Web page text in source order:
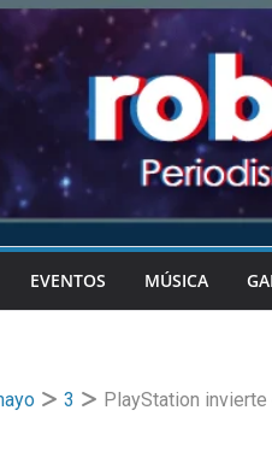
EVENTOS MÚSICA
3 PlayStation